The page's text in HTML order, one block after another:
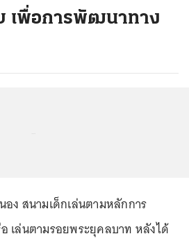
เพื่อการพัฒนาทาง
อง สนามเด็กเล่นตามหลักการ
เล่นตามรอยพระยุคลบาท หลังได้